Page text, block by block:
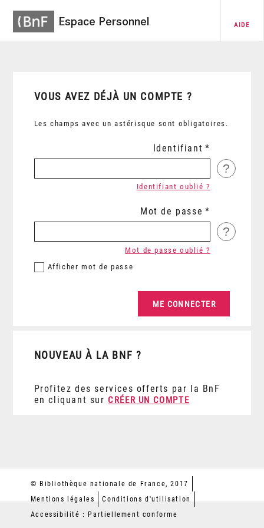
Espace Personnel AIDE
VOUS AVEZ DÉJÀ UN COMPTE ?
Les champs avec un astérisque sont obligatoires.
Identifiant
?
Identifiant oublié ?
Mot de passe
?
Afficher mot de passe
Mot de passe oublié ?
NOUVEAU À LA BNF ?
Profitez des services offerts par la BnF
en cliquant sur CRÉER UN COMPTE
© Bibliothèque nationale de France, 2017
Mentions légales
Conditions d'utilisation
Accessibilité : Partiellement conforme